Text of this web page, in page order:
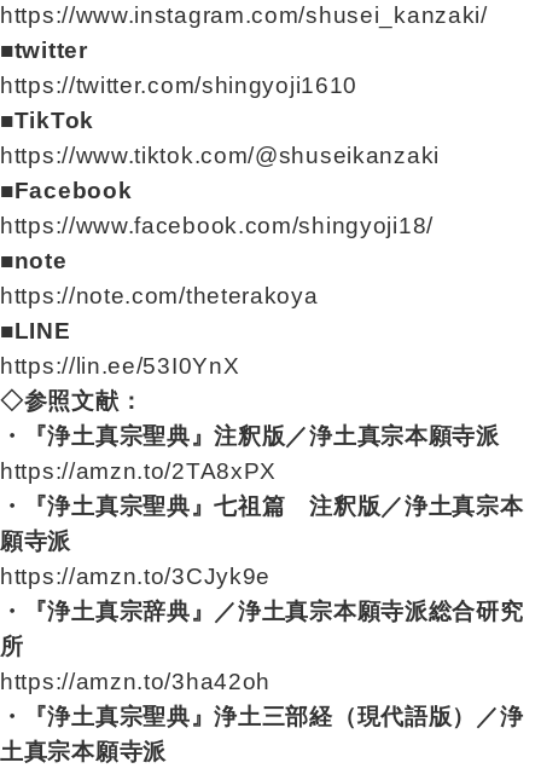
https://www.instagram.com/shusei_kanzaki/
■twitter
https://twitter.com/shingyoji1610
■TikTok
https://www.tiktok.com/@shuseikanzaki
■Facebook
https://www.facebook.com/shingyoji18/
■note
https://note.com/theterakoya
■LINE
https://lin.ee/53I0YnX
◇参照文献：
・『浄土真宗聖典』注釈版／浄土真宗本願寺派
https://amzn.to/2TA8xPX
・『浄土真宗聖典』七祖篇 注釈版／浄土真宗本
願寺派
https://amzn.to/3CJyk9e
・『浄土真宗辞典』／浄土真宗本願寺派総合研究
所
https://amzn.to/3ha42oh
・『浄土真宗聖典』浄土三部経（現代語版）／浄
土真宗本願寺派